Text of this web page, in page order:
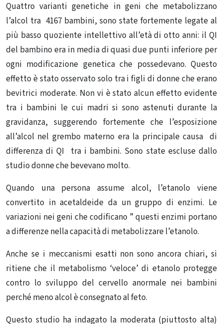
Quattro varianti genetiche in geni che metabolizzano
l’alcol tra 4167 bambini, sono state fortemente legate al
più basso quoziente intellettivo all’età di otto anni: il QI
del bambino era in media di quasi due punti inferiore per
ogni modificazione genetica che possedevano. Questo
effetto è stato osservato solo tra i figli di donne che erano
bevitrici moderate. Non vi è stato alcun effetto evidente
tra i bambini le cui madri si sono astenuti durante la
gravidanza, suggerendo fortemente che l’esposizione
all’alcol nel grembo materno era la principale causa di
differenza di QI tra i bambini. Sono state escluse dallo
studio donne che bevevano molto.
Quando una persona assume alcol, l’etanolo viene
convertito in acetaldeide da un gruppo di enzimi. Le
variazioni nei geni che codificano ” questi enzimi portano
a differenze nella capacità di metabolizzare l’etanolo.
Anche se i meccanismi esatti non sono ancora chiari, si
ritiene che il metabolismo ‘veloce’ di etanolo protegge
contro lo sviluppo del cervello anormale nei bambini
perché meno alcol è consegnato al feto.
Questo studio ha indagato la moderata (piuttosto alta)